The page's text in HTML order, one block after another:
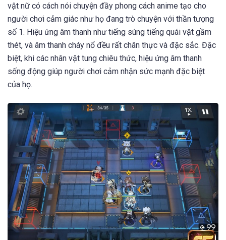
vật nữ có cách nói chuyện đầy phong cách anime tạo cho
người chơi cảm giác như họ đang trò chuyện với thần tượng
số 1. Hiệu ứng âm thanh như tiếng súng tiếng quái vật gầm
thét, và âm thanh cháy nổ đều rất chân thực và đặc sắc. Đặc
biệt, khi các nhân vật tung chiêu thức, hiệu ứng âm thanh
sống động giúp người chơi cảm nhận sức mạnh đặc biệt
của họ.